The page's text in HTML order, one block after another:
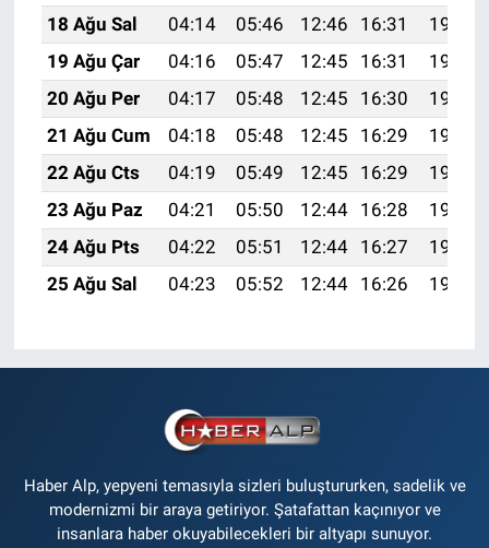
18 Ağu Sal
04:14 05:46 12:46 16:31
19:35
19 Ağu Çar
04:16 05:47 12:45 16:31
19:34
20 Ağu Per
04:17 05:48 12:45 16:30
19:33
21 Ağu Cum
04:18 05:48 12:45 16:29
19:31
22 Ağu Cts
04:19 05:49 12:45 16:29
19:30
23 Ağu Paz
04:21 05:50 12:44 16:28
19:29
24 Ağu Pts
04:22 05:51 12:44 16:27
19:27
25 Ağu Sal
04:23 05:52 12:44 16:26 19:26
Haber Alp, yepyeni temasıyla sizleri buluştururken, sadelik ve
modernizmi bir araya getiriyor. Şatafattan kaçınıyor ve
insanlara haber okuyabilecekleri bir altyapı sunuyor.